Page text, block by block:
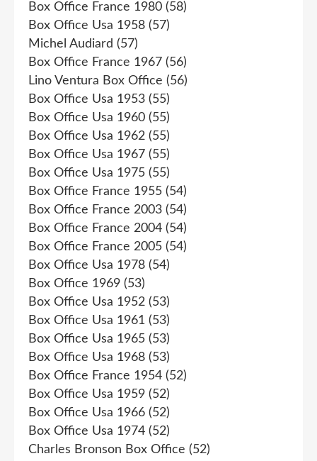
Box Office France 1980 (58)
Box Office Usa 1958 (57)
Michel Audiard (57)
Box Office France 1967 (56)
Lino Ventura Box Office (56)
Box Office Usa 1953 (55)
Box Office Usa 1960 (55)
Box Office Usa 1962 (55)
Box Office Usa 1967 (55)
Box Office Usa 1975 (55)
Box Office France 1955 (54)
Box Office France 2003 (54)
Box Office France 2004 (54)
Box Office France 2005 (54)
Box Office Usa 1978 (54)
Box Office 1969 (53)
Box Office Usa 1952 (53)
Box Office Usa 1961 (53)
Box Office Usa 1965 (53)
Box Office Usa 1968 (53)
Box Office France 1954 (52)
Box Office Usa 1959 (52)
Box Office Usa 1966 (52)
Box Office Usa 1974 (52)
Charles Bronson Box Office (52)